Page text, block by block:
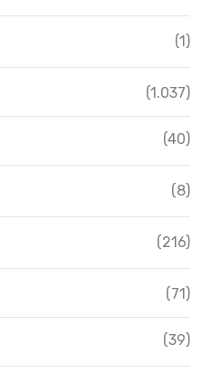
(1)
(1.037)
(40)
(8)
(216)
(71)
(39)